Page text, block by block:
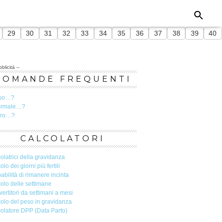
29 30 31 32 33 34 35 36 37 38 39 40
--
FREQUENTI
CALCOLATORI
della gravidanza
dei giorni più fertili
di rimanere incinta
delle settimane
da settimani a mesi
del peso in gravidanza
DPP (Data Parto)